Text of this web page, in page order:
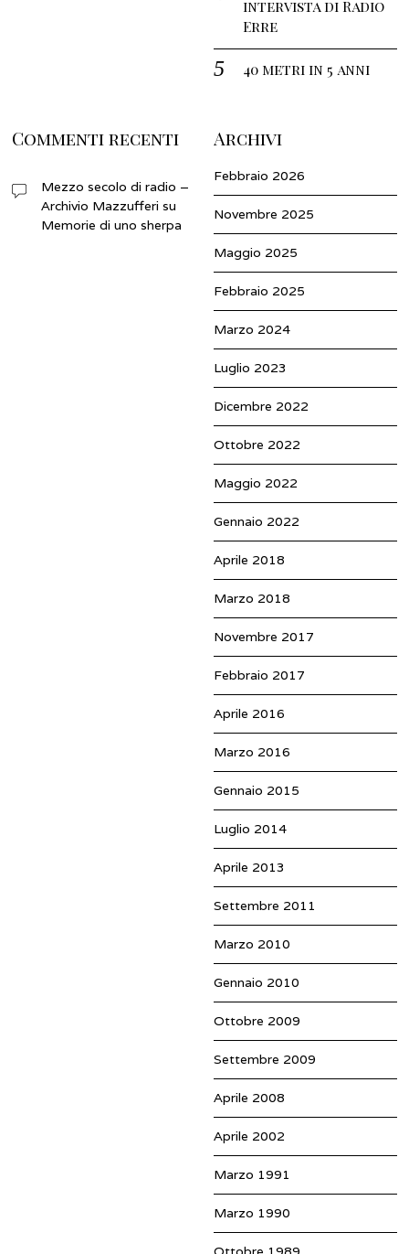
intervista di Radio
Erre
40 metri in 5 anni
Commenti recenti
Mezzo secolo di radio –
Archivio Mazzufferi su
Memorie di uno sherpa
Archivi
Febbraio 2026
Novembre 2025
Maggio 2025
Febbraio 2025
Marzo 2024
Luglio 2023
Dicembre 2022
Ottobre 2022
Maggio 2022
Gennaio 2022
Aprile 2018
Marzo 2018
Novembre 2017
Febbraio 2017
Aprile 2016
Marzo 2016
Gennaio 2015
Luglio 2014
Aprile 2013
Settembre 2011
Marzo 2010
Gennaio 2010
Ottobre 2009
Settembre 2009
Aprile 2008
Aprile 2002
Marzo 1991
Marzo 1990